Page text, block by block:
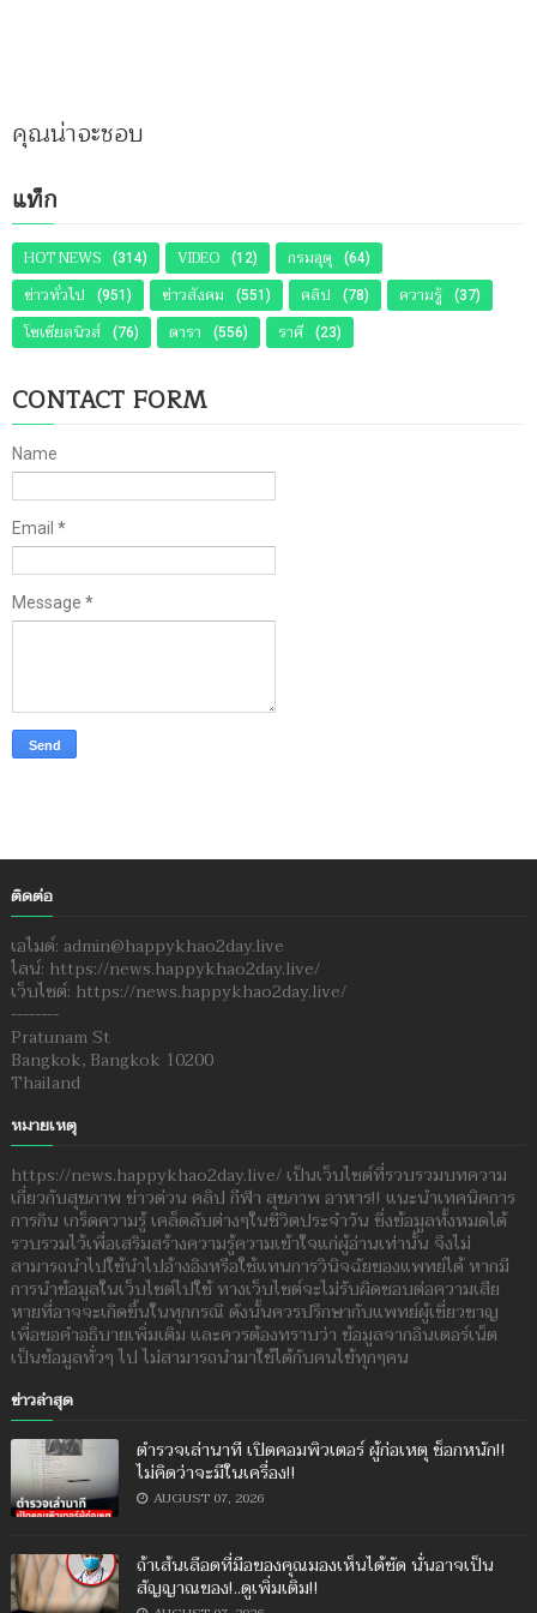
คุณน่าจะชอบ
แท็ก
HOT NEWS (314) VIDEO (12) กรมอุตุ (64)
ข่าวทั่วไป (951) ข่าวสังคม (551) คลิป (78) ความรู้ (37)
โซเชียลนิวส์ (76) ดารา (556) ราศี (23)
CONTACT FORM
Name
Email *
Message *
ติดต่อ
เอไมด์: admin@happykhao2day.live
ไลน์: https://news.happykhao2day.live/
เว็บไซต์: https://news.happykhao2day.live/
--------
Pratunam St
Bangkok, Bangkok 10200
Thailand
หมายเหตุ
https://news.happykhao2day.live/ เป็นเว็บไซต์ที่รวบรวมบทความ
เกี่ยวกับสุขภาพ ข่าวด่วน คลิป กีฬา สุขภาพ อาหาร!! แนะนำเทคนิคการ
การกิน เกร็ดความรู้ เคล็ดลับต่างๆในชีวิตประจำวัน ซึ่งข้อมูลทั้งหมดได้
รวบรวมไว้เพื่อเสริมสร้างความรู้ความเข้าใจแก่ผู้อ่านเท่านั้น จึงไม่
สามารถนำไปใช้นำไปอ้างอิงหรือใช้แทนการวินิจฉัยของแพทย์ได้ หากมี
การนำข้อมูลในเว็บไซต์ไปใช้ ทางเว็บไซต์จะไม่รับผิดชอบต่อความเสีย
หายที่อาจจะเกิดขึ้นในทุกกรณี ดังนั้นควรปรึกษากับแพทย์ผู้เชี่ยวชาญ
เพื่อขอคำอธิบายเพิ่มเติม และควรต้องทราบว่า ข้อมูลจากอินเตอร์เน็ต
เป็นข้อมูลทั่วๆ ไป ไม่สามารถนำมาใช้ได้กับคนไข้ทุกๆคน
ข่าวล่าสุด
ตำรวจเล่านาที เปิดคอมพิวเตอร์ ผู้ก่อเหตุ ช็อกหนัก!!
ไม่คิดว่าจะมีในเครื่อง!!
AUGUST 07, 2026
ถ้าเส้นเลือดที่มือของคุณมองเห็นได้ชัด นั่นอาจเป็น
สัญญาณของ!..ดูเพิ่มเติม!!